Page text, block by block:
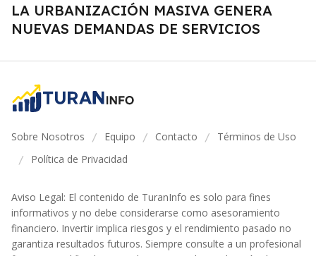
LA URBANIZACIÓN MASIVA GENERA
NUEVAS DEMANDAS DE SERVICIOS
Sobre Nosotros / Equipo / Contacto / Términos de Uso
/ Política de Privacidad
Aviso Legal: El contenido de TuranInfo es solo para fines
informativos y no debe considerarse como asesoramiento
financiero. Invertir implica riesgos y el rendimiento pasado no
garantiza resultados futuros. Siempre consulte a un profesional